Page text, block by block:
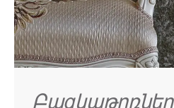
Բազկաթոռներ